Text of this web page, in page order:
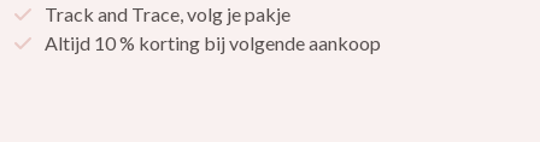
Track and Trace, volg je pakje
Altijd 10 % korting bij volgende aankoop